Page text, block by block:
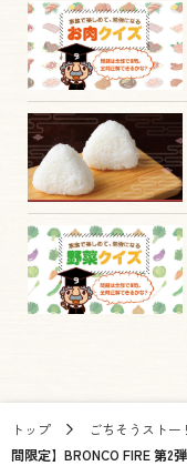
トップ ごちそうストー
間限定】BRONCO FIRE 第2弾